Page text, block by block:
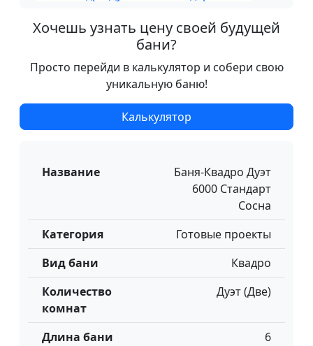
Хочешь узнать цену своей будущей
бани?
Просто перейди в калькулятор и собери свою
уникальную баню!
Калькулятор
Название
Баня-Квадро Дуэт
6000 Стандарт
Сосна
Категория
Готовые проекты
Вид бани
Квадро
Количество
комнат
Дуэт (Две)
Длина бани 6